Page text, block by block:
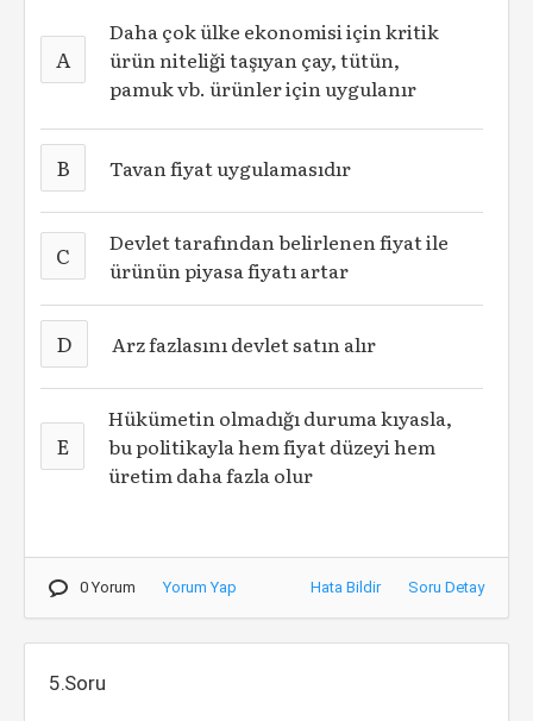
A
Daha çok ülke ekonomisi için kritik
ürün niteliği taşıyan çay, tütün,
pamuk vb. ürünler için uygulanır
B Tavan fiyat uygulamasıdır
C
Devlet tarafından belirlenen fiyat ile
ürünün piyasa fiyatı artar
D Arz fazlasını devlet satın alır
E
Hükümetin olmadığı duruma kıyasla,
bu politikayla hem fiyat düzeyi hem
üretim daha fazla olur
0 Yorum Yorum Yap Hata Bildir Soru Detay
5.Soru